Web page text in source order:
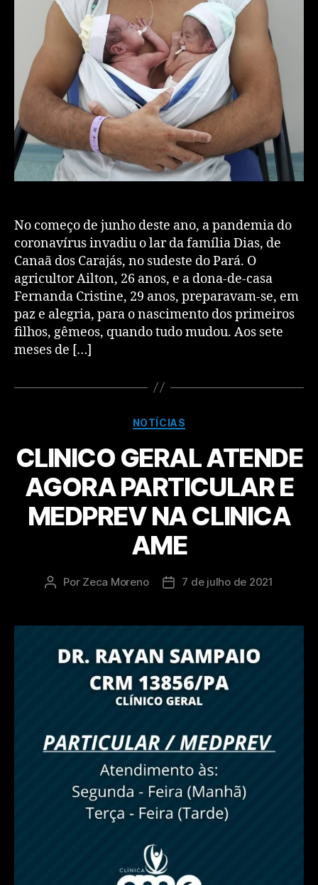
No começo de junho deste ano, a pandemia do
coronavírus invadiu o lar da família Dias, de
Canaã dos Carajás, no sudeste do Pará. O
agricultor Ailton, 26 anos, e a dona-de-casa
Fernanda Cristine, 29 anos, preparavam-se, em
paz e alegria, para o nascimento dos primeiros
filhos, gêmeos, quando tudo mudou. Aos sete
meses de […]
NOTÍCIAS
CLINICO GERAL ATENDE
AGORA PARTICULAR E
MEDPREV NA CLINICA
AME
Por Zeca Moreno 7 de julho de 2021